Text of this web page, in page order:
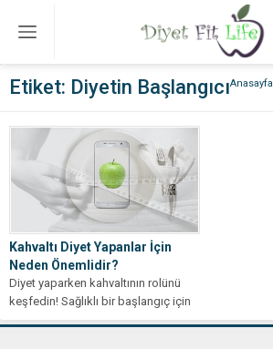
Anasayfa
Etiket: Diyetin Başlangıcı
Kahvaltı Diyet Yapanlar İçin
Neden Önemlidir?
Diyet yaparken kahvaltının rolünü
keşfedin! Sağlıklı bir başlangıç için
zorunlu besinleri ve ipuçlarını